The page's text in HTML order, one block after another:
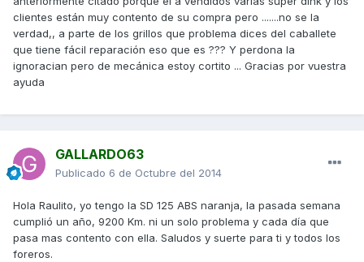
clientes están muy contento de su compra pero .......no se la
verdad,, a parte de los grillos que problema dices del caballete
que tiene fácil reparación eso que es ??? Y perdona la
ignoracian pero de mecánica estoy cortito ... Gracias por vuestra
ayuda
GALLARDO63
Publicado 6 de Octubre del 2014
Hola Raulito, yo tengo la SD 125 ABS naranja, la pasada semana
cumplió un año, 9200 Km. ni un solo problema y cada día que
pasa mas contento con ella. Saludos y suerte para ti y todos los
foreros.